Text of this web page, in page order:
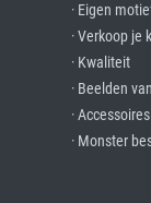
· Eigen
· Verkoop je
· Kwaliteit
· Beelden
· Accessoires
· Monster